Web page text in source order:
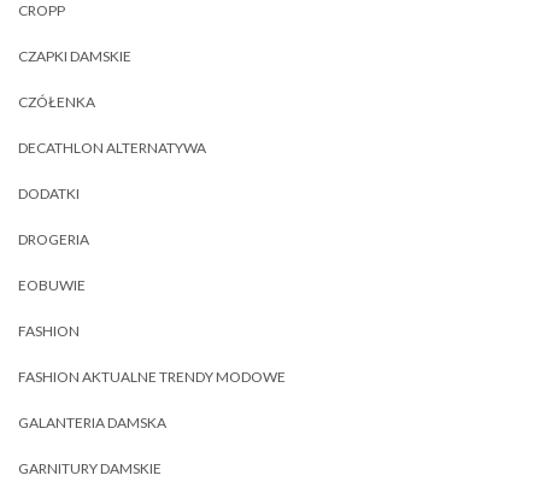
CROPP
CZAPKI DAMSKIE
CZÓŁENKA
DECATHLON ALTERNATYWA
DODATKI
DROGERIA
EOBUWIE
FASHION
FASHION AKTUALNE TRENDY MODOWE
GALANTERIA DAMSKA
GARNITURY DAMSKIE